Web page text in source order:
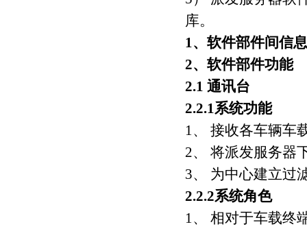
库。
1、软件部件间信
2、软件部件功能
2.1 通讯台
2.2.1系统功能
1、 接收各车辆车
2、 将派发服务器
3、 为中心建立过
2.2.2系统角色
1、 相对于车载终